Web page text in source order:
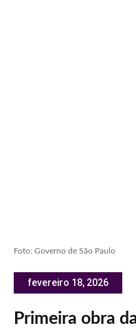
Foto: Governo de São Paulo
fevereiro 18, 2026
Primeira obra